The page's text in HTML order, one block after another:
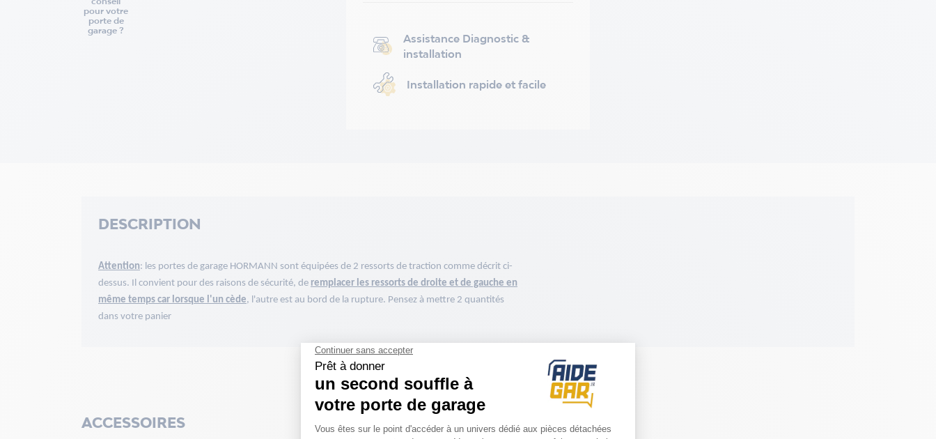
pour votre
porte de
garage ?
Assistance Diagnostic &
installation
Installation rapide et facile
DESCRIPTION
Attention: les portes de garage HORMANN sont équipées de 2 ressorts de traction comme décrit ci-
dessus. Il convient pour des raisons de sécurité, de remplacer les ressorts de droite et de gauche en
même temps car lorsque l'un cède, l'autre est au bord de la rupture. Pensez à mettre 2 quantités
dans votre panier
ACCESSOIRES